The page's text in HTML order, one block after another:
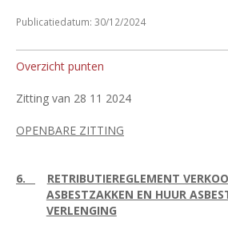
Publicatiedatum: 30/12/2024
Overzicht punten
Zitting van 28 11 2024
OPENBARE ZITTING
6.
RETRIBUTIEREGLEMENT
ASBESTZAKKEN EN HUUR
VERLENGING